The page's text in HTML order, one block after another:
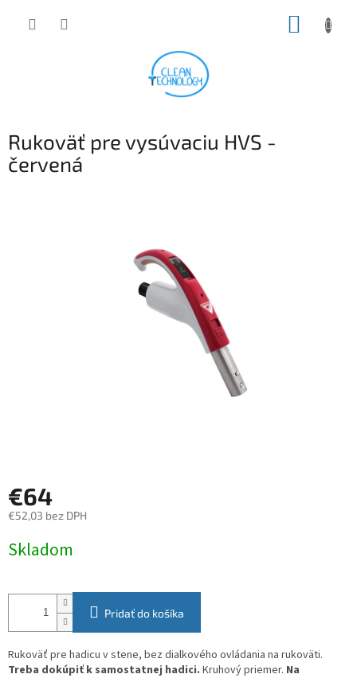
Rukoväť pre vysúvaciu HVS -
červená
€64
€52,03 bez DPH
cena:
Skladom
Pridať do košíka
Rukoväť pre hadicu v stene, bez dialkového ovládania na rukoväti.
Treba dokúpiť k samostatnej hadici. Kruhový priemer. Na